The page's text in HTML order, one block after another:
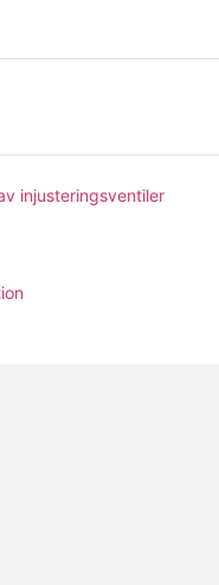
injusteringsventiler